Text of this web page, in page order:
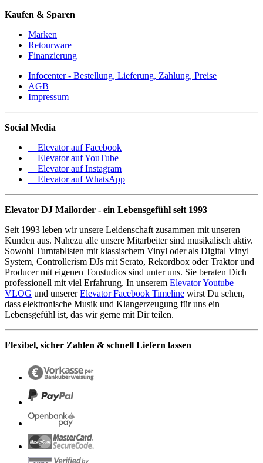
Kaufen & Sparen
Marken
Retourware
Finanzierung
Infocenter - Bestellung, Lieferung, Zahlung, Preise
AGB
Impressum
Social Media
Elevator auf Facebook
Elevator auf YouTube
Elevator auf Instagram
Elevator auf WhatsApp
Elevator DJ Mailorder - ein Lebensgefühl seit 1993
Seit 1993 leben wir unsere Leidenschaft zusammen mit unseren
Kunden aus. Nahezu alle unsere Mitarbeiter sind musikalisch aktiv.
Sowohl Turntablisten mit klassischem Vinyl oder als Digital Vinyl
System, Controllerism DJs mit Serato, Rekordbox oder Traktor und
Producer mit eigenen Tonstudios sind unter uns. Sie beraten Dich
professionell mit viel Erfahrung. In unserem Elevator Youtube
VLOG und unsererElevator Facebook Timeline wirst Du sehen,
dass elektronische Musik und Klangerzeugung für uns ein
Lebensgefühl ist, das wir gerne mit Dir teilen.
Flexibel, sicher Zahlen & schnell Liefern lassen